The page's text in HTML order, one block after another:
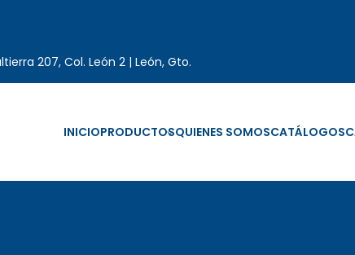
207, Col. León 2 | León, Gto.
INICIOPRODUCTOSQUIENES SOMOSCATÁLOGOS